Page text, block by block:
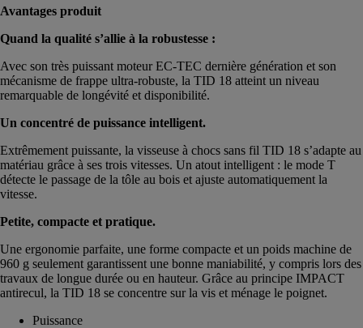
Avantages produit
Quand la qualité s’allie à la robustesse :
Avec son très puissant moteur EC-TEC dernière génération et son
mécanisme de frappe ultra-robuste, la TID 18 atteint un niveau
remarquable de longévité et disponibilité.
Un concentré de puissance intelligent.
Extrêmement puissante, la visseuse à chocs sans fil TID 18 s’adapte au
matériau grâce à ses trois vitesses. Un atout intelligent : le mode T
détecte le passage de la tôle au bois et ajuste automatiquement la
vitesse.
Petite, compacte et pratique.
Une ergonomie parfaite, une forme compacte et un poids machine de
960 g seulement garantissent une bonne maniabilité, y compris lors des
travaux de longue durée ou en hauteur. Grâce au principe IMPACT
antirecul, la TID 18 se concentre sur la vis et ménage le poignet.
Puissance